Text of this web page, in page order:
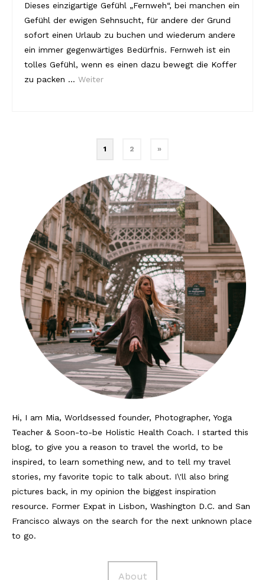
Dieses einzigartige Gefühl „Fernweh“, bei manchen ein
Gefühl der ewigen Sehnsucht, für andere der Grund
sofort einen Urlaub zu buchen und wiederum andere
ein immer gegenwärtiges Bedürfnis. Fernweh ist ein
tolles Gefühl, wenn es einen dazu bewegt die Koffer
zu packen … Weiter
Beitragsnavigation
1 2 »
Hi, I am Mia, Worldsessed founder, Photographer, Yoga
Teacher & Soon-to-be Holistic Health Coach. I started this
blog, to give you a reason to travel the world, to be
inspired, to learn something new, and to tell my travel
stories, my favorite topic to talk about. I\'ll also bring
pictures back, in my opinion the biggest inspiration
resource. Former Expat in Lisbon, Washington D.C. and San
Francisco always on the search for the next unknown place
to go.
About